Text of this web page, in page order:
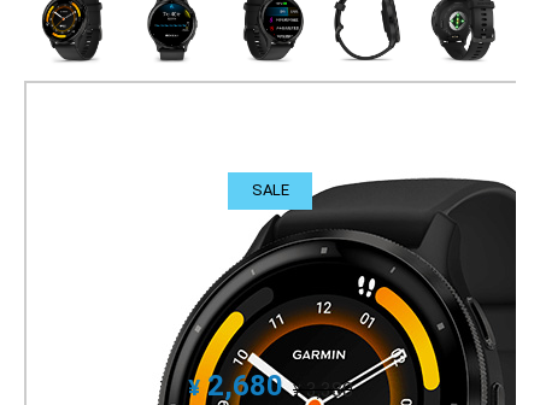
SALE
Venu 3
运动健康腕表
产品料号010-02784-31
¥ 3,380
¥ 2,680